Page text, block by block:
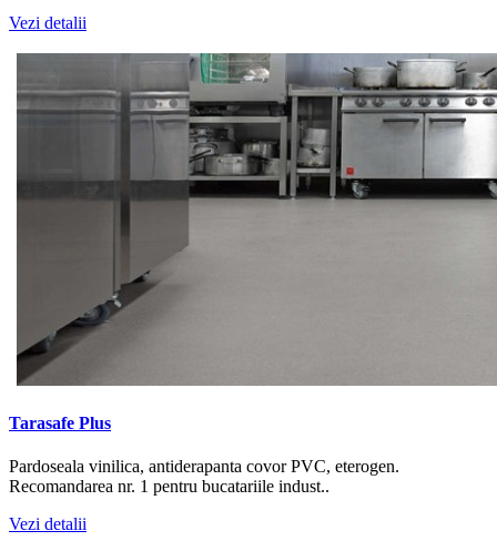
Vezi detalii
Tarasafe Plus
Pardoseala vinilica, antiderapanta covor PVC, eterogen.
Recomandarea nr. 1 pentru bucatariile indust..
Vezi detalii